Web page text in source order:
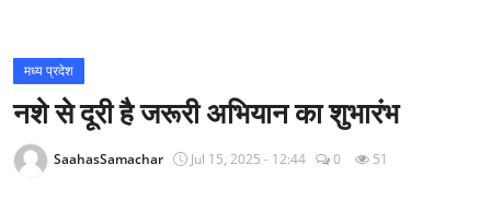
राज्य
अंतराष्ट्रीय
राजनीति
मध्य प्रदेश
नशे से दूरी है जरूरी अभियान का शुभारंभ
SaahasSamachar Jul 15, 2025 - 12:44 0 51